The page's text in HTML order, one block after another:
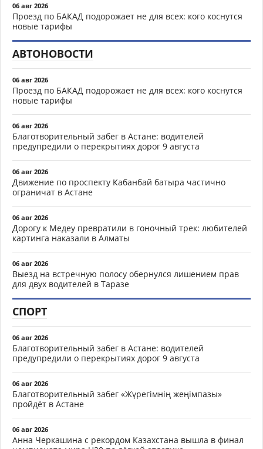
06 авг 2026
Проезд по БАКАД подорожает не для всех: кого коснутся
новые тарифы
АВТОНОВОСТИ
06 авг 2026
Проезд по БАКАД подорожает не для всех: кого коснутся
новые тарифы
06 авг 2026
Благотворительный забег в Астане: водителей
предупредили о перекрытиях дорог 9 августа
06 авг 2026
Движение по проспекту Кабанбай батыра частично
ограничат в Астане
06 авг 2026
Дорогу к Медеу превратили в гоночный трек: любителей
картинга наказали в Алматы
06 авг 2026
Выезд на встречную полосу обернулся лишением прав
для двух водителей в Таразе
СПОРТ
06 авг 2026
Благотворительный забег в Астане: водителей
предупредили о перекрытиях дорог 9 августа
06 авг 2026
Благотворительный забег «Жүрегімнің жеңімпазы»
пройдёт в Астане
06 авг 2026
Анна Черкашина с рекордом Казахстана вышла в финал